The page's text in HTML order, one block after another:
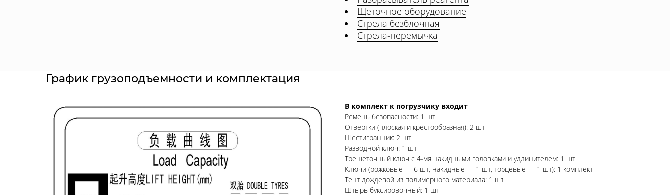
Щеточное оборудование
Стрела безблочная
Стрела-перемычка
График грузоподъемности и комплектация
В комплект к погрузчику входит
Ремень безопасности: 1 шт
Отвертки (плоская и крестообразная): 2 шт
Шестигранник: 2 шт
Разводной ключ: 1 шт
Трещеточный ключ с 4-мя накидными головками и удлинителем: 1 шт
Ключи (рожковые — 6 шт, накидные — 1 шт, торцевые — 1 шт): 1 комплект
Тент дождевой из полимерного материала: 1 шт
Штырь буксировочный: 1 шт